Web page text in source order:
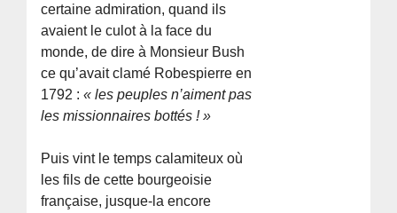
certaine admiration, quand ils
avaient le culot à la face du
monde, de dire à Monsieur Bush
ce qu’avait clamé Robespierre en
1792 :« les peuples n’aiment pas
les missionnaires bottés ! »
Puis vint le temps calamiteux où
les fils de cette bourgeoisie
française, jusque-la encore